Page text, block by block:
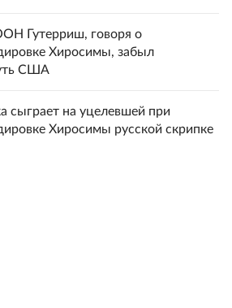
Гутерриш, говоря о
Хиросимы, забыл
США
сыграет на уцелевшей при
Хиросимы русской скрипке